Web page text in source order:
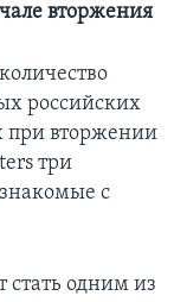
вторжения
российских
при вторжении
три
с
одним из